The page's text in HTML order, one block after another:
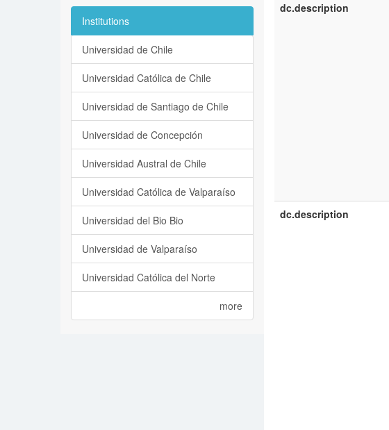
dc.description
dc.description
Institutions
Universidad de Chile
Universidad Católica de Chile
Universidad de Santiago de Chile
Universidad de Concepción
Universidad Austral de Chile
Universidad Católica de Valparaíso
Universidad del Bio Bio
Universidad de Valparaíso
Universidad Católica del Norte
more